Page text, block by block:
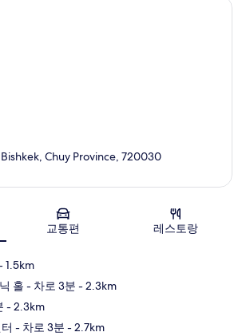
지도
Chuy Province, 720030
교통편 레스토랑
1.5km
홀 - 차로 3분 - 2.3km
- 2.3km
- 차로 3분 - 2.7km